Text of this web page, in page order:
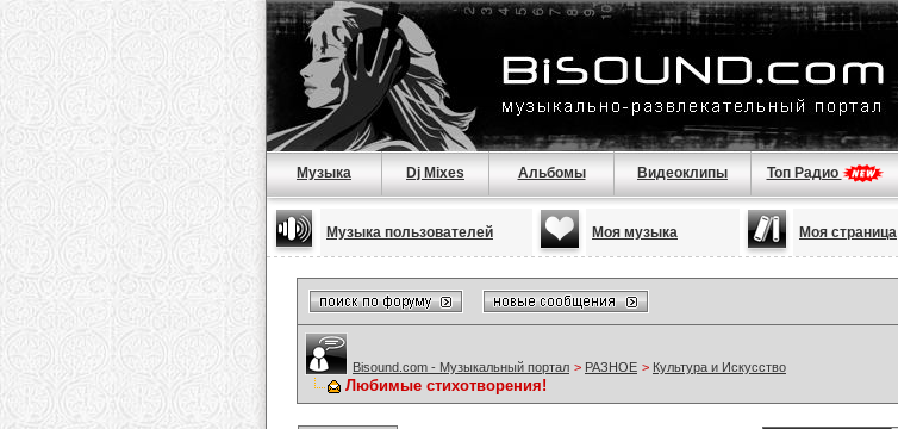
Музыка Dj Mixes Альбомы Видеоклипы Топ Радио
Музыка пользователей Моя музыка Моя страница
Bisound.com - Музыкальный портал > РАЗНОЕ > Культура и Искусство
Любимые стихотворения!